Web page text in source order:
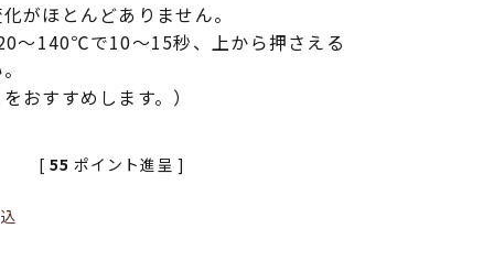
がほとんどありません。
～140℃で10～15秒、上から押さえる
おすすめします。）
[ 55 ポイント進呈 ]